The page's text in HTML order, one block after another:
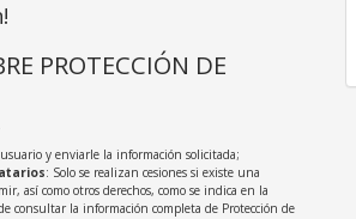
PROTECCIÓN DE
y enviarle la información solicitada;
: Solo se realizan cesiones si existe una
así como otros derechos, como se indica en la
consultar la información completa de Protección de